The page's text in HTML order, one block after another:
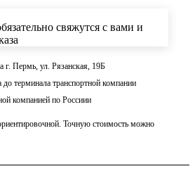
свяжутся с вами и
г. Пермь, ул. Рязанская, 19Б
до терминала транспортной компании
компанией по Россиии
Точную стоимость можно